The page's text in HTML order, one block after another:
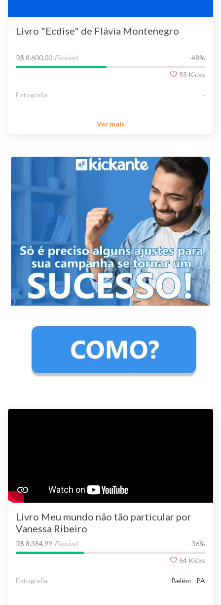
Livro "Ecdise" de Flávia Montenegro
R$ 8.600,00 Flexível 48%
55 Kicks
Fotografia -
Ver mais
Livro Meu mundo não tão particular por
Vanessa Ribeiro
R$ 8.384,99 Flexível 36%
64 Kicks
Fotografia Belém - PA